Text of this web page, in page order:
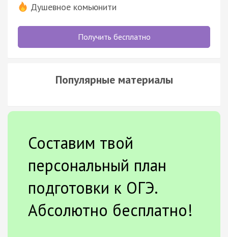
Душевное комьюнити
Получить бесплатно
Популярные материалы
Составим твой
персональный план
подготовки к ОГЭ.
Абсолютно бесплатно!